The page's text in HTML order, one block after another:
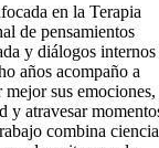
en la Terapia
de pensamientos
y diálogos internos
años acompaño a
mejor sus emociones,
y atravesar
combina